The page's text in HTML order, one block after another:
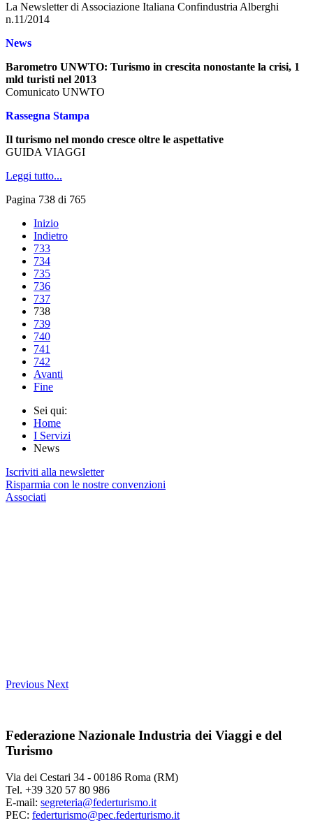
La Newsletter di Associazione Italiana Confindustria Alberghi
n.11/2014
News
Barometro UNWTO: Turismo in crescita nonostante la crisi, 1
mld turisti nel 2013
Comunicato UNWTO
Rassegna Stampa
Il turismo nel mondo cresce oltre le aspettative
GUIDA VIAGGI
Leggi tutto...
Pagina 738 di 765
Inizio
Indietro
733
734
735
736
737
738
739
740
741
742
Avanti
Fine
Sei qui:
Home
I Servizi
News
Iscriviti alla newsletter
Risparmia con le nostre convenzioni
Associati
Previous Next
Federazione Nazionale Industria dei Viaggi e del
Turismo
Via dei Cestari 34 - 00186 Roma (RM)
Tel. +39 320 57 80 986
E-mail: segreteria@federturismo.it
PEC: federturismo@pec.federturismo.it